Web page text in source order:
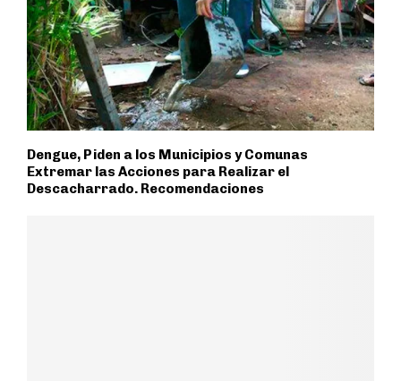
Dengue, Piden a los Municipios y Comunas
Extremar las Acciones para Realizar el
Descacharrado. Recomendaciones